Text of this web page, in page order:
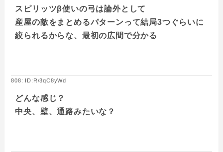
スピリッツβ使いの弓は論外として
産屋の敵をまとめるパターンって結局3つぐらいに
絞られるからな、最初の広間で分かる
808: ID:R/3qC8yWd
どんな感じ？
中央、壁、通路みたいな？